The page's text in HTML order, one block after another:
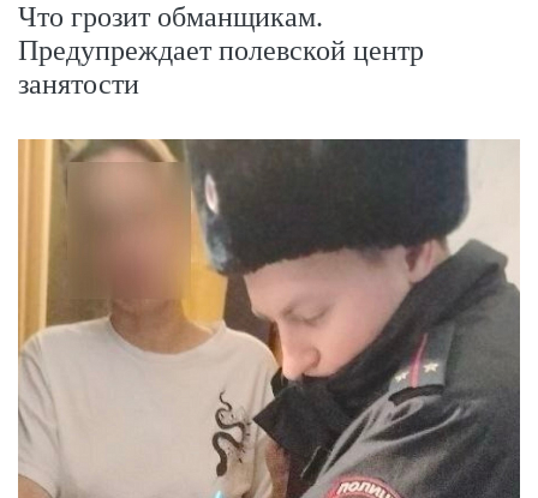
Что грозит обманщикам.
Предупреждает полевской центр
занятости